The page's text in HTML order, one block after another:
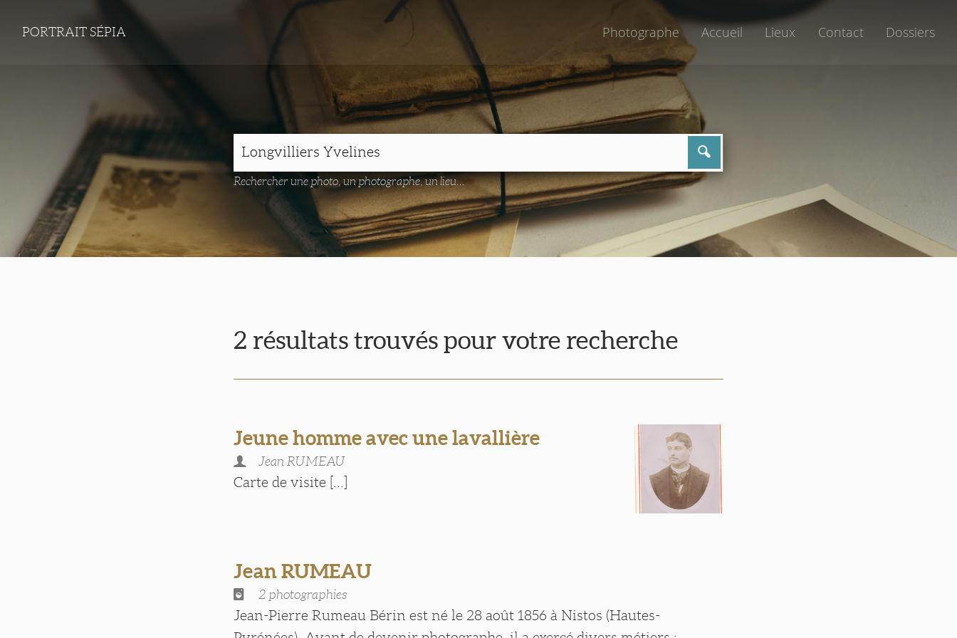
PORTRAIT SÉPIA Photographe Accueil Lieux Contact Dossiers
Rechercher une photo, un photographe, un lieu...
2 résultats trouvés pour votre recherche
Jeune homme avec une lavallière
Jean RUMEAU
Carte de visite [...]
Jean RUMEAU
2 photographies
Jean-Pierre Rumeau Bérin est né le 28 août 1856 à Nistos (Hautes-